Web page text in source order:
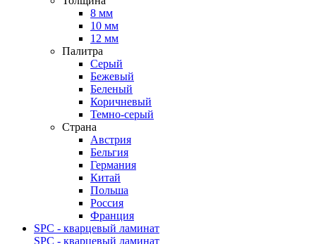
8 мм
10 мм
12 мм
Палитра
Серый
Бежевый
Беленый
Коричневый
Темно-серый
Страна
Австрия
Бельгия
Германия
Китай
Польша
Россия
Франция
SPC - кварцевый ламинат
SPC - кварцевый ламинат